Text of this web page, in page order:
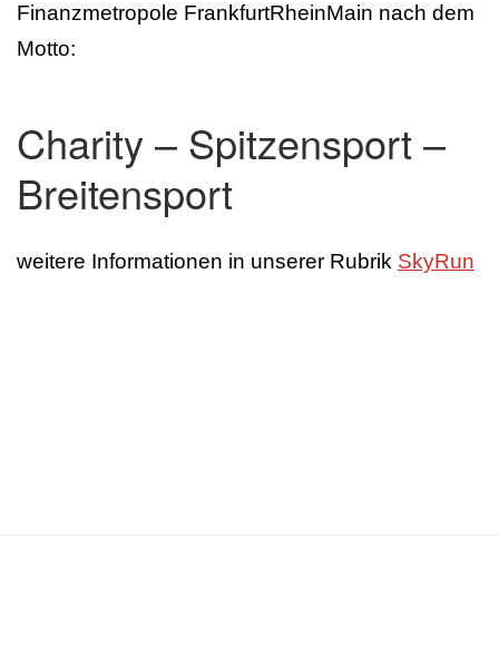
Finanzmetropole FrankfurtRheinMain nach dem
Motto:
Charity – Spitzensport –
Breitensport
weitere Informationen in unserer Rubrik SkyRun